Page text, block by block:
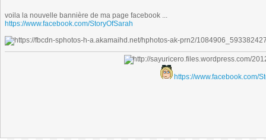
voila la nouvelle bannière de ma page facebook ...
https://www.facebook.com/StoryOfSarah
https://www.facebook.com/